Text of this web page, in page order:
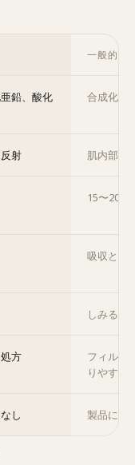
一般的な
鉛、酸化
合成化学
射 肌内部で
15〜20分
吸収とと
しみる主
方
フィルタ
りやすい
し 製品によ